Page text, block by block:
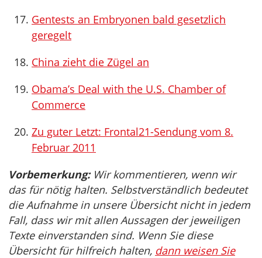
Gentests an Embryonen bald gesetzlich
geregelt
China zieht die Zügel an
Obama’s Deal with the U.S. Chamber of
Commerce
Zu guter Letzt: Frontal21-Sendung vom 8.
Februar 2011
Vorbemerkung:Wir kommentieren, wenn wir
das für nötig halten. Selbstverständlich bedeutet
die Aufnahme in unsere Übersicht nicht in jedem
Fall, dass wir mit allen Aussagen der jeweiligen
Texte einverstanden sind. Wenn Sie diese
Übersicht für hilfreich halten, dann weisen Sie